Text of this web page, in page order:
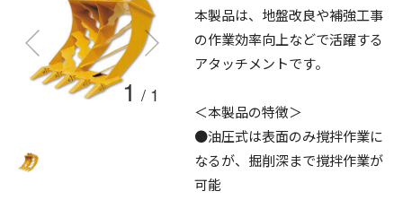
1 / 1
本製品は、地盤改良や補強工事
の作業効率向上などで活躍する
アタッチメントです。
＜本製品の特徴＞
●油圧式は表面のみ撹拌作業に
なるが、掘削深まで撹拌作業が
可能